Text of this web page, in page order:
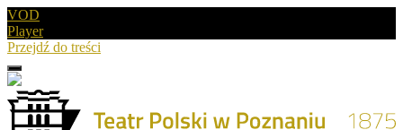
VOD
Player
Przejdź do treści
Menu
Drugie
logo